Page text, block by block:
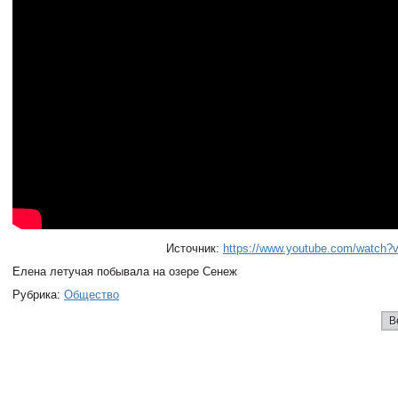
Источник: https://www.youtube.com/
Елена летучая побывала на озере Сенеж
Рубрика: Общество